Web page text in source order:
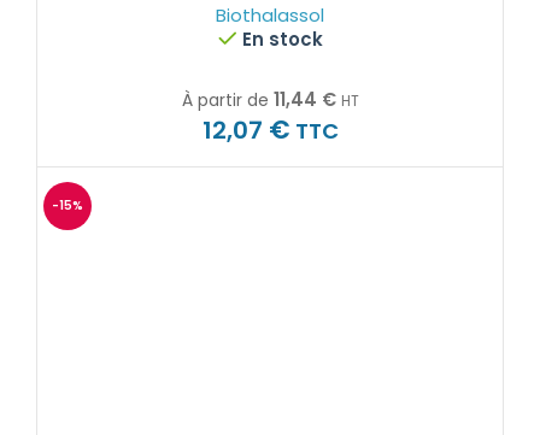
Biothalassol
En stock
À partir de 11,44 € HT
12,07 € TTC
-15%